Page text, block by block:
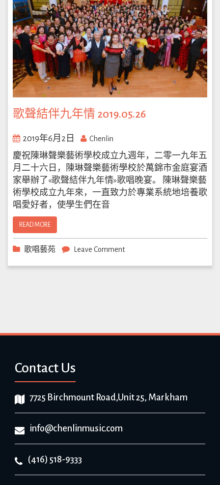
歌聲結伴九年情 2019.05.26
2019年6月2日 Chenlin
慶祝陳琳聲樂藝術學校成立九週年，二零一九年五
月二十六日，陳琳聲樂藝術學校於萬錦市金庭宴酒
家舉辦了«歌聲結伴九年情»歌唱晚宴。 陳琳聲樂藝
術學校成立九年來，一直致力於專業系統地培養歌
唱愛好者，使學生們在音
READ MORE
歌唱藝苑 Leave Comment
Contact Us
7725 Birchmount Road,Unit 25, Markham
info@chenlinmusic.com
(416) 518-9333